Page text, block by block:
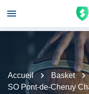
Accueil Basket
SO Pont-de-Cheruy